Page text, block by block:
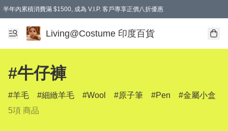
半年內累積消費滿 $1500, 成為 V.I.P. 客戶專享正價八折優惠
滿$600免本地運費
Living@Costume 印度百貨
#牛仔褲
羊毛 細緻羊毛 Wool 原子筆 Pen
金屬小盒
5項 商品